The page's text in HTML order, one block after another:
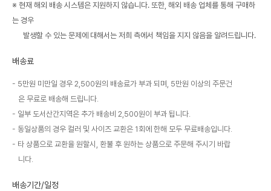
※ 현재 해외 배송 시스템은 지원하지 않습니다. 또한, 해외 배송 업체를 통해 구매하
는 경우
발생할 수 있는 문제에 대해서는 저희 측에서 책임을 지지 않음을 알려드립니다.
배송료
5만원 미만일 경우 2,500원의 배송료가 부과 되며, 5만원 이상의 주문건
은 무료로 배송해 드립니다.
일부 도서산간지역은 추가 배송비 2,500원이 부과 됩니다.
동일상품의 경우 컬러 및 사이즈 교환은 1회에 한해 모두 무료배송입니다.
타 상품으로 교환을 원할시, 환불 후 원하는 상품으로 주문해 주시기 바랍
니다.
배송기간/일정